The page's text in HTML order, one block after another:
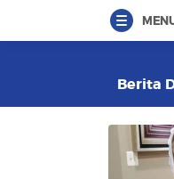
Berita